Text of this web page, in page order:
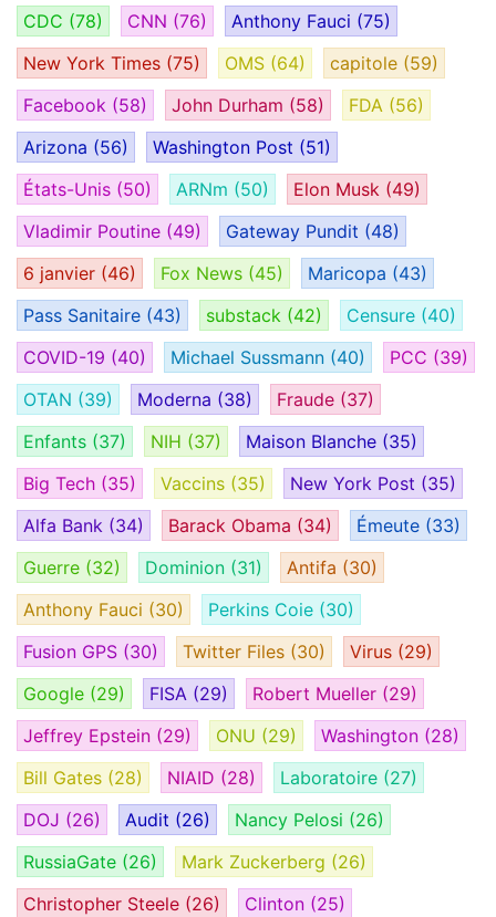
CDC (78) CNN (76) Anthony Fauci (75)
New York Times (75) OMS (64) capitole (59)
Facebook (58) John Durham (58) FDA (56)
Arizona (56) Washington Post (51)
États-Unis (50) ARNm (50) Elon Musk (49)
Vladimir Poutine (49) Gateway Pundit (48)
6 janvier (46) Fox News (45) Maricopa (43)
Pass Sanitaire (43) substack (42) Censure (40)
COVID-19 (40) Michael Sussmann (40) PCC (39)
OTAN (39) Moderna (38) Fraude (37)
Enfants (37) NIH (37) Maison Blanche (35)
Big Tech (35) Vaccins (35) New York Post (35)
Alfa Bank (34) Barack Obama (34) Émeute (33)
Guerre (32) Dominion (31) Antifa (30)
Anthony Fauci (30) Perkins Coie (30)
Fusion GPS (30) Twitter Files (30) Virus (29)
Google (29) FISA (29) Robert Mueller (29)
Jeffrey Epstein (29) ONU (29) Washington (28)
Bill Gates (28) NIAID (28) Laboratoire (27)
DOJ (26) Audit (26) Nancy Pelosi (26)
RussiaGate (26) Mark Zuckerberg (26)
Christopher Steele (26) Clinton (25)